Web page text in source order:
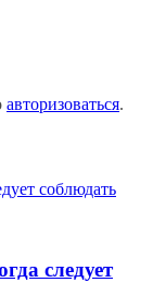
авторизоваться.
следует